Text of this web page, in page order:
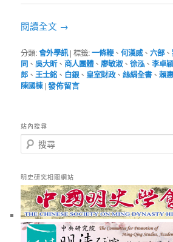
閱讀全文 →
分類:會外學訊 |標籤:一條鞭、何漢威、六部、
同 、吳大昕、商人團體、 廖敏淑 、徐泓、李卓
郎 、王士銘 、 白銀、 皇室財政、絲絹全書、賴
陳國棟 |發佈留言
站內搜尋
搜
尋
明史研究相關網站